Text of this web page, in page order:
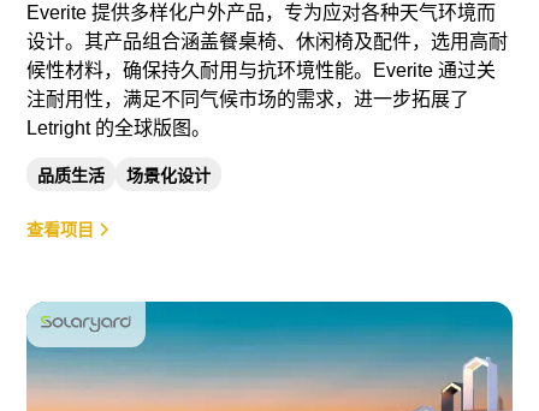
Everite 提供多样化户外产品，专为应对各种天气环境而
设计。其产品组合涵盖餐桌椅、休闲椅及配件，选用高耐
候性材料，确保持久耐用与抗环境性能。Everite 通过关
注耐用性，满足不同气候市场的需求，进一步拓展了
Letright 的全球版图。
品质生活 场景化设计
查看项目